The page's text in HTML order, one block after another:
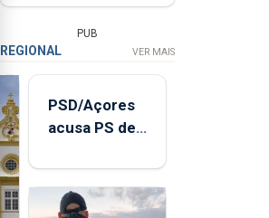
PUB
REGIONAL VER MAIS
PSD/Açores
acusa PS de
contraditória"
sobre